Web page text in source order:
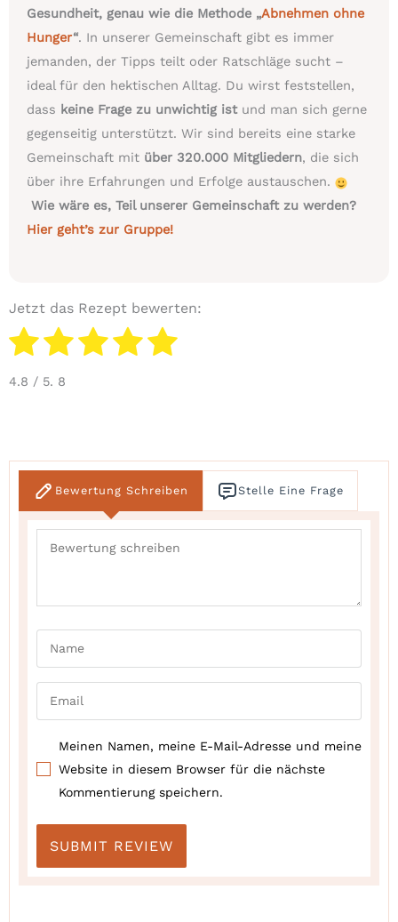
Gesundheit, genau wie die Methode „Abnehmen ohne
Hunger“. In unserer Gemeinschaft gibt es immer
jemanden, der Tipps teilt oder Ratschläge sucht –
ideal für den hektischen Alltag. Du wirst feststellen,
dass keine Frage zu unwichtig istund man sich gerne
gegenseitig unterstützt. Wir sind bereits eine starke
Gemeinschaft mit über 320.000 Mitgliedern, die sich
über ihre Erfahrungen und Erfolge austauschen.
Wie wäre es, Teil unserer Gemeinschaft zu werden?
Hier geht’s zur Gruppe!
Jetzt das Rezept bewerten:
4.8 / 5. 8
Bewertung Schreiben Stelle Eine Frage
Meinen Namen, meine E-Mail-Adresse und meine
Website in diesem Browser für die nächste
Kommentierung speichern.